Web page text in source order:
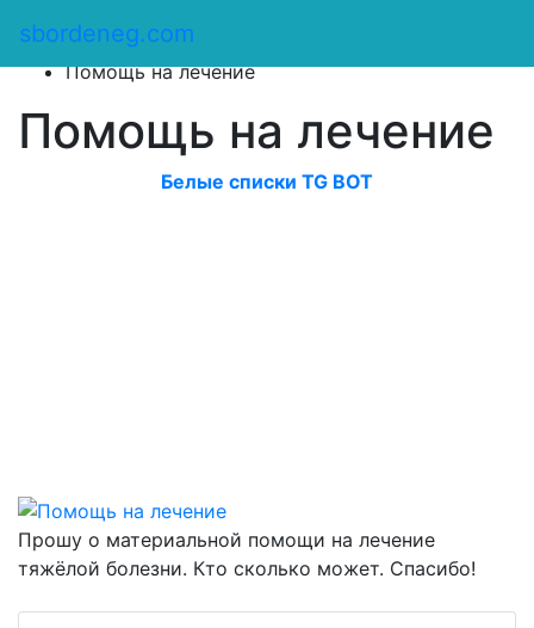
sbordeneg.com
Оказать помощь
Помощь на лечение
Помощь на лечение
Белые списки TG BOT
Прошу о материальной помощи на лечение
тяжёлой болезни. Кто сколько может. Спасибо!